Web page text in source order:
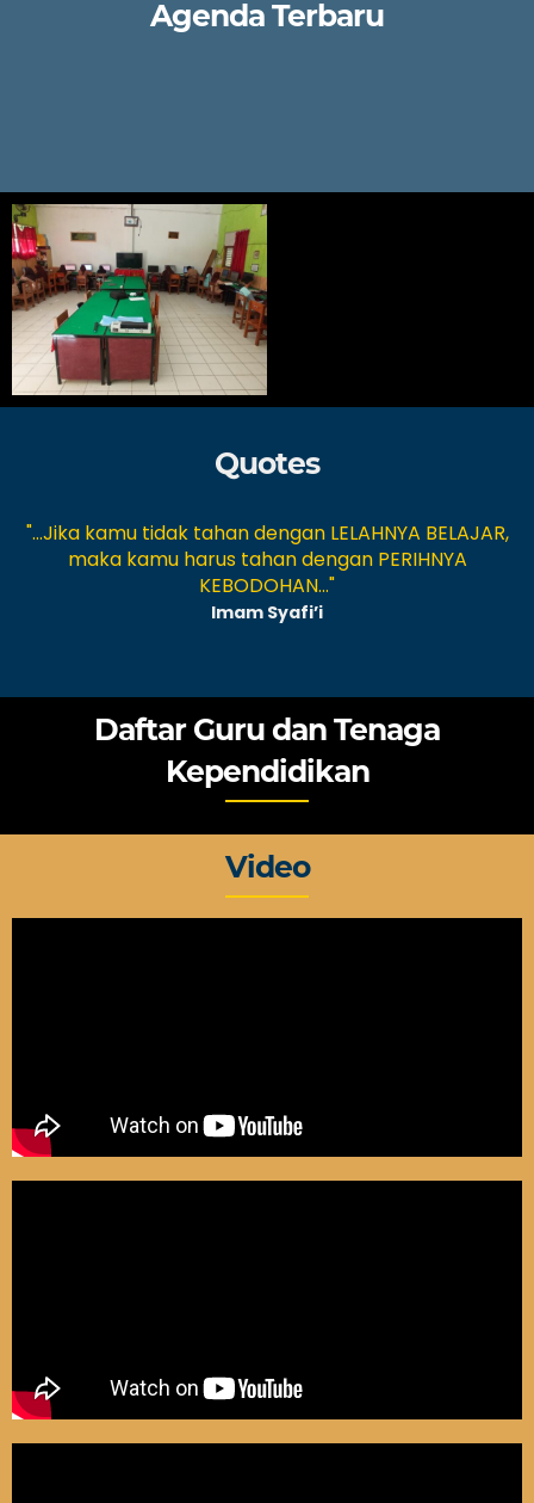
Agenda Terbaru
Quotes
"...Jika kamu tidak tahan dengan LELAHNYA BELAJAR,
maka kamu harus tahan dengan PERIHNYA
KEBODOHAN..."
Imam Syafi’i
Daftar Guru dan Tenaga
KependidikanFaikatul Hikmah, S.Pd.
Guru Mapel
Video